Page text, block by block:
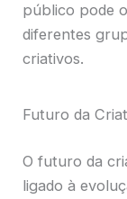
público pode
diferentes
criativos.
Futuro da
O futuro da
ligado à